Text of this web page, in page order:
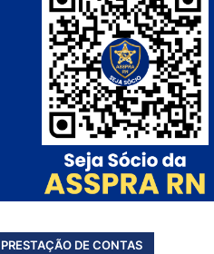
PRESTAÇÃO DE CONTAS